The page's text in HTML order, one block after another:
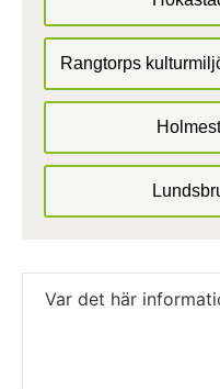
Rangtorps
Var det här